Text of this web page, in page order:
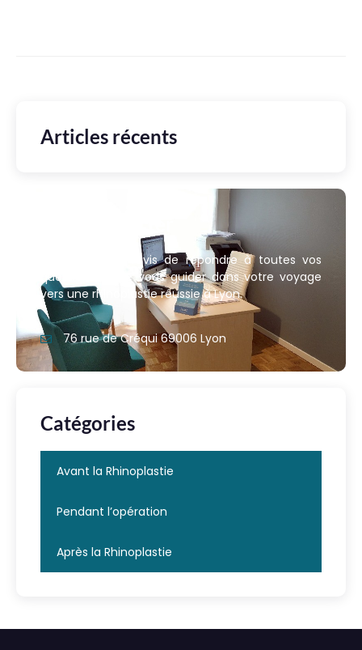
Articles récents
Nous sommes ravis de répondre à toutes vos
questions et de vous guider dans votre voyage
vers une rhinoplastie réussie à Lyon.
76 rue de Créqui 69006 Lyon
Catégories
Avant la Rhinoplastie
Pendant l’opération
Après la Rhinoplastie